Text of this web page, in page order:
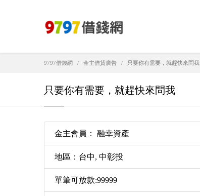
9797借錢網 金主借貸廣告 只要你有需要，就趕快來問我
只要你有需要，就趕快來問我
金主會員： 融幸資產
地區：台中, 中彰投
單筆可放款:99999